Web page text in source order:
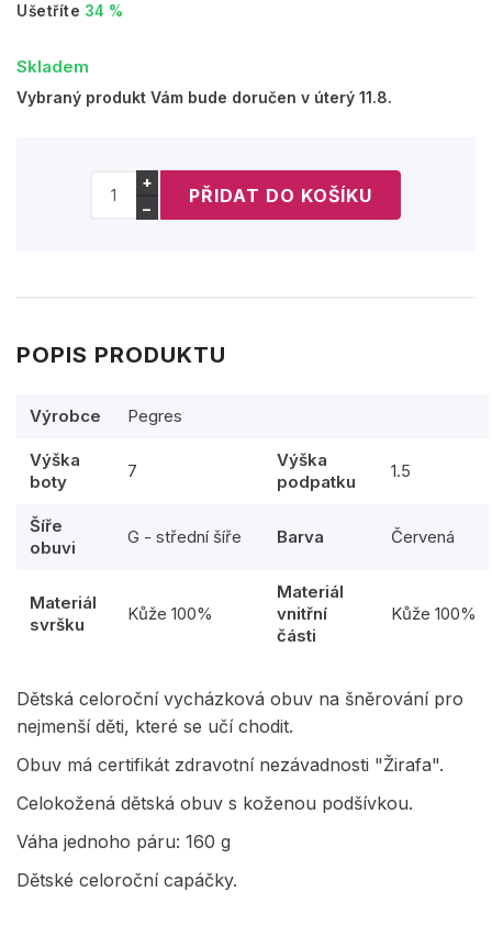
Ušetříte 34 %
Skladem
Vybraný produkt Vám bude doručen v úterý 11.8.
+
−
POPIS PRODUKTU
Výrobce Pegres
Výška
boty
7
Výška
podpatku
1.5
Šíře
obuvi
G - střední šíře Barva Červená
Materiál
svršku
Kůže 100%
Materiál
vnitřní
části
Kůže 100%
Dětská celoroční vycházková obuv na šněrování pro
nejmenší děti, které se učí chodit.
Obuv má certifikát zdravotní nezávadnosti "Žirafa".
Celokožená dětská obuv s koženou podšívkou.
Váha jednoho páru: 160 g
Dětské celoroční capáčky.